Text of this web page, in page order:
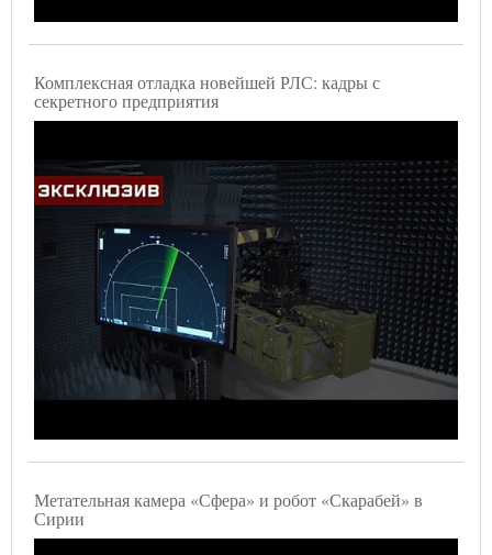
Комплексная отладка новейшей РЛС: кадры с
секретного предприятия
Метательная камера «Сфера» и робот «Скарабей» в
Сирии